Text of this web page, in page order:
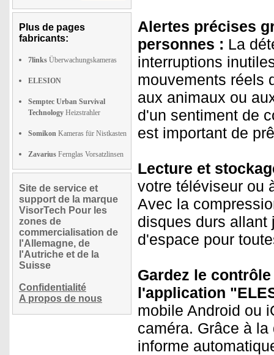
Plus de pages
fabricants:
7links Überwachungskameras
ELESION
Semptec Urban Survival
Technology Heizstrahler
Somikon Kameras für Nistkasten
Zavarius Fernglas Vorsatzlinsen
Site de service et
support de la marque
VisorTech Pour les
zones de
commercialisation de
l'Allemagne, de
l'Autriche et de la
Suisse
Confidentialité
A propos de nous
Alertes précises
personnes : La
interruptions
mouvements réels
aux animaux ou
d'un sentiment de
est important de
Lecture et
votre téléviseur ou
Avec la
disques durs allant
d'espace pour
Gardez le
l'application
mobile Android ou
caméra. Grâce à
informe